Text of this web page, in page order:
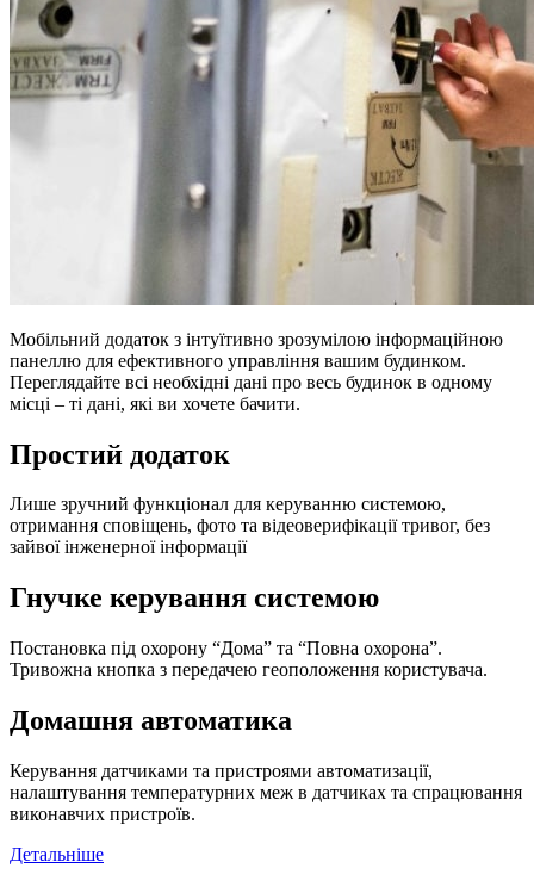
Мобільний додаток з інтуїтивно зрозумілою інформаційною
панеллю для ефективного управління вашим будинком.
Переглядайте всі необхідні дані про весь будинок в одному
місці – ті дані, які ви хочете бачити.
Простий додаток
Лише зручний функціонал для керуванню системою,
отримання сповіщень, фото та відеоверифікації тривог, без
зайвої інженерної інформації
Гнучке керування системою
Постановка під охорону “Дома” та “Повна охорона”.
Тривожна кнопка з передачею геоположення користувача.
Домашня автоматика
Керування датчиками та пристроями автоматизації,
налаштування температурних меж в датчиках та спрацювання
виконавчих пристроїв.
Детальніше